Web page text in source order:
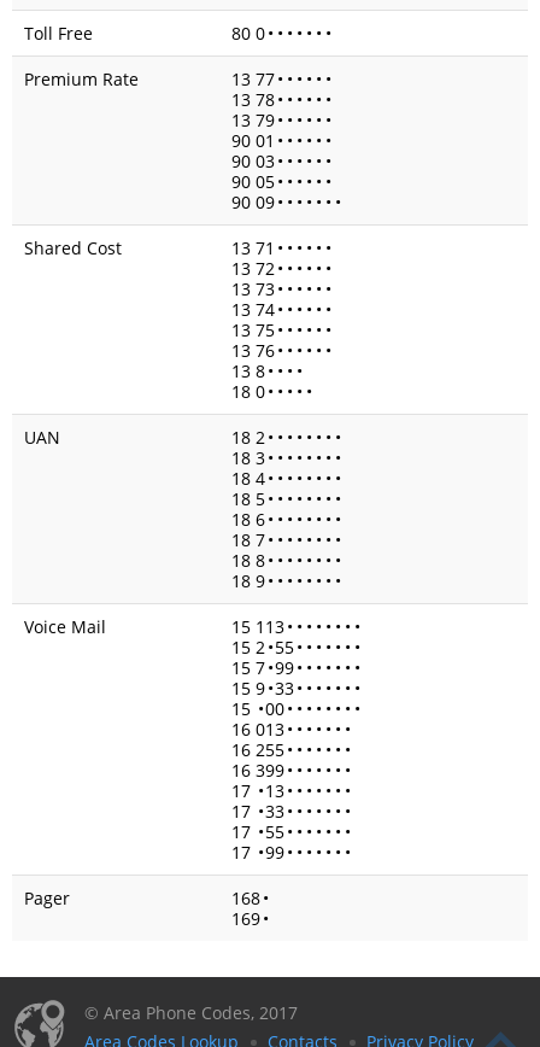
Toll Free
80 0• • • • • • •
Premium Rate
13 77• • • • • •
13 78• • • • • •
13 79• • • • • •
90 01 • • • • • •
90 03• • • • • •
90 05• • • • • •
90 09• • • • • • •
Shared Cost
13 71 • • • • • •
13 72• • • • • •
13 73• • • • • •
13 74• • • • • •
13 75• • • • • •
13 76• • • • • •
13 8• • • •
18 0• • • • •
UAN
18 2• • • • • • • •
18 3• • • • • • • •
18 4• • • • • • • •
18 5• • • • • • • •
18 6• • • • • • • •
18 7• • • • • • • •
18 8• • • • • • • •
18 9• • • • • • • •
Voice Mail
15 113• • • • • • • •
15 2•55• • • • • • •
15 7•99• • • • • • •
15 9•33• • • • • • •
15 •00• • • • • • • •
16 013• • • • • • •
16 255• • • • • • •
16 399• • • • • • •
17 •13• • • • • • •
17 •33• • • • • • •
17 •55• • • • • • •
17 •99• • • • • • •
Pager
168•
169•
© Area Phone Codes, 2017
Area Codes Lookup
Contacts Privacy Policy